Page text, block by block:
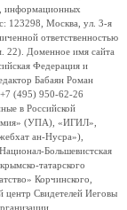
информационных
123298, Москва, ул. 3-я
ответственностью
Доменное имя сайта
Федерация и
Бабаян Роман
(495) 950-62-26
в Российской
(УПА), «ИГИЛ»,
ан-Нусра»),
Большевистская
татарского
Корчинского,
центр Свидетелей Иеговы